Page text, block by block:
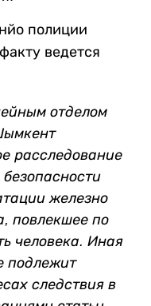
полиции
ведется
отделом
расследование
железно
повлекшее по
человека. Иная
подлежит
следствия в